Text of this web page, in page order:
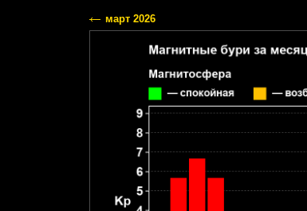
март 2026